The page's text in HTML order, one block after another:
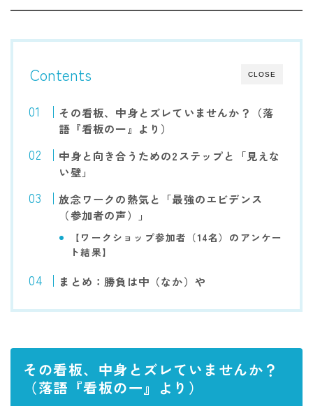
CLOSE
Contents
その看板、中身とズレていませんか？（落
語『看板の一』より）
中身と向き合うための2ステップと「見えな
い壁」
放念ワークの熱気と「最強のエビデンス
（参加者の声）」
【ワークショップ参加者（14名）のアンケー
ト結果】
まとめ：勝負は中（なか）や
その看板、中身とズレていませんか？
（落語『看板の一』より）